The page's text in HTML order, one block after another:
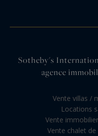
Sotheby's
agence
Vente villas /
Locations
Vente
Vente chalet